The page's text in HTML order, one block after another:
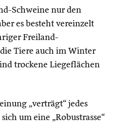
Schweine nur den
es besteht vereinzelt
Freiland-
Tiere auch im Winter
trockene Liegeflächen
„verträgt“ jedes
um eine „Robustrasse“